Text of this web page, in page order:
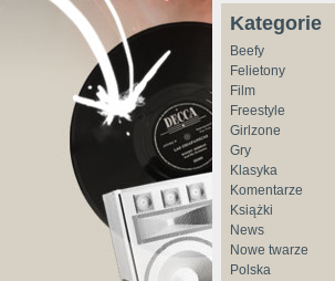
Kategorie
Beefy
Felietony
Film
Freestyle
Girlzone
Gry
Klasyka
Komentarze
Książki
News
Nowe twarze
Polska